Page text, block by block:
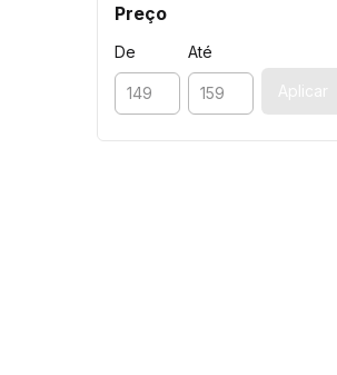
Preço
De Até
Aplicar